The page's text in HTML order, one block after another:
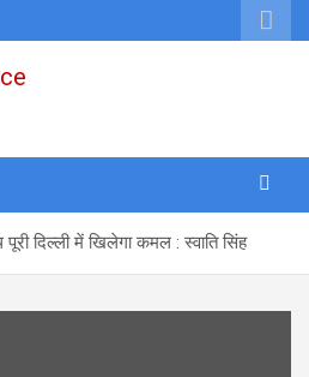
दिल्ली में खिलेगा कमल : स्वाति सिंह